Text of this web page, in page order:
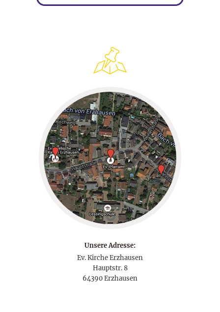
Unsere Adresse:
Ev. Kirche Erzhausen
Hauptstr. 8
64390 Erzhausen